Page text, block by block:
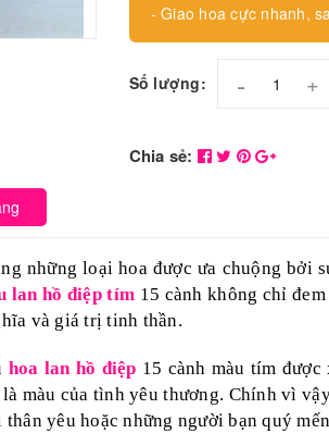
- Giao hoa cực nhanh,
Số lượng: - +
Chia sẻ:
những loại hoa được ưa chuộng bởi
lan hồ điệp tím 15 cành không chỉ
và giá trị tinh thần.
hoa lan hồ điệp 15 cành màu tím
màu của tình yêu thương. Chính vì
yêu hoặc những người bạn quý